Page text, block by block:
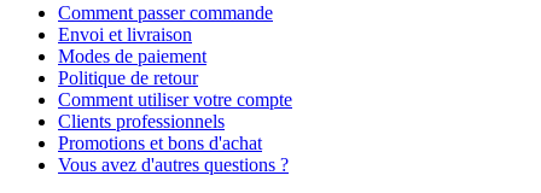
Comment passer commande
Envoi et livraison
Modes de paiement
Politique de retour
Comment utiliser votre compte
Clients professionnels
Promotions et bons d'achat
Vous avez d'autres questions ?